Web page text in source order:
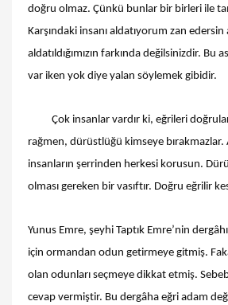
doğru olmaz. Çünkü bunlar bir birleri ile
Karşındaki insanı aldatıyorum zan edersin
aldatıldığımızın farkında değilsinizdir. Bu
var iken yok diye yalan söylemek gibidir.
Çok insanlar vardır ki, eğrileri
rağmen, dürüstlüğü kimseye
insanların şerrinden herkesi korusun.
olması gereken bir vasıftır. Doğru eğrilir
Yunus Emre, şeyhi Taptık Emre’nin
için ormandan odun getirmeye gitmiş.
olan odunları seçmeye dikkat etmiş.
cevap vermiştir. Bu dergâha eğri adam